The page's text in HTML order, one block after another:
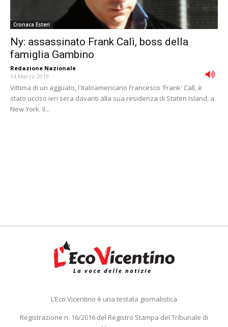
Cronaca Esteri
Ny: assassinato Frank Calì, boss della
famiglia Gambino
Redazione Nazionale -
14 Marzo 2019
Vittima di un agguato, l'italoamericano Francesco 'Frank' Calì, è
stato ucciso ieri sera davanti alla sua residenza di Staten Island, a
New York. Il...
L’Eco Vicentino è una testata giornalistica
Registrazione n. 16/2016 del Registro Stampa del Tribunale di